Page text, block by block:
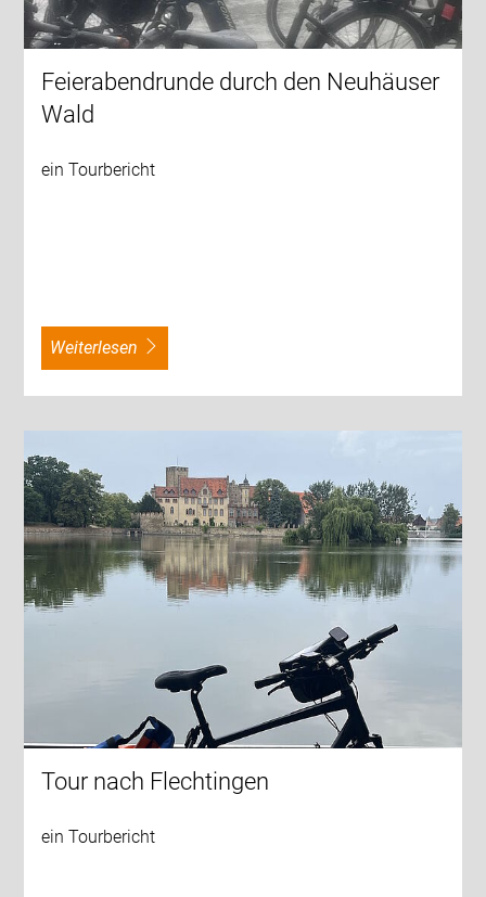
Feierabendrunde durch den Neuhäuser
Wald
ein Tourbericht
weiterlesen
Tour nach Flechtingen
ein Tourbericht